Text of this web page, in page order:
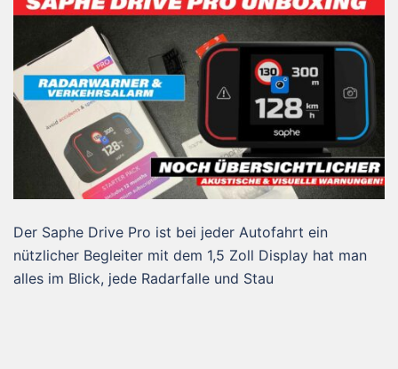
Der Saphe Drive Pro ist bei jeder Autofahrt ein
nützlicher Begleiter mit dem 1,5 Zoll Display hat man
alles im Blick, jede Radarfalle und Stau